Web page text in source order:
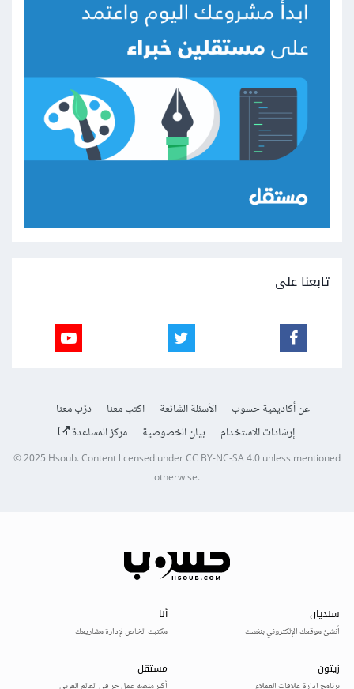
تابعنا على
عن أكاديمية حسوب الأسئلة الشائعة اكتب معنا
درّب معنا
إرشادات الاستخدام
بيان الخصوصية مركز المساعدة
© 2025Hsoub.Content licensed underCC BY-NC-SA 4.0unless mentioned
otherwise.